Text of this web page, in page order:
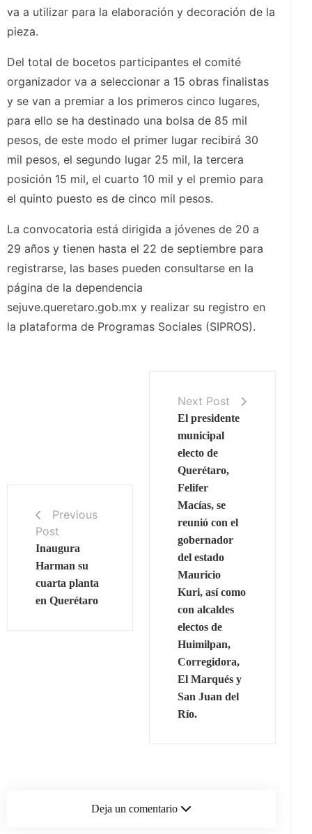
va a utilizar para la elaboración y decoración de la
pieza.
Del total de bocetos participantes el comité
organizador va a seleccionar a 15 obras finalistas
y se van a premiar a los primeros cinco lugares,
para ello se ha destinado una bolsa de 85 mil
pesos, de este modo el primer lugar recibirá 30
mil pesos, el segundo lugar 25 mil, la tercera
posición 15 mil, el cuarto 10 mil y el premio para
el quinto puesto es de cinco mil pesos.
La convocatoria está dirigida a jóvenes de 20 a
29 años y tienen hasta el 22 de septiembre para
registrarse, las bases pueden consultarse en la
página de la dependencia
sejuve.queretaro.gob.mx y realizar su registro en
la plataforma de Programas Sociales (SIPROS).
Previous
Post
Inaugura
Harman su
cuarta planta
en Querétaro
Next Post
El presidente
municipal
electo de
Querétaro,
Felifer
Macías, se
reunió con el
gobernador
del estado
Mauricio
Kuri, así como
con alcaldes
electos de
Huimilpan,
Corregidora,
El Marqués y
San Juan del
Río.
Deja un comentario